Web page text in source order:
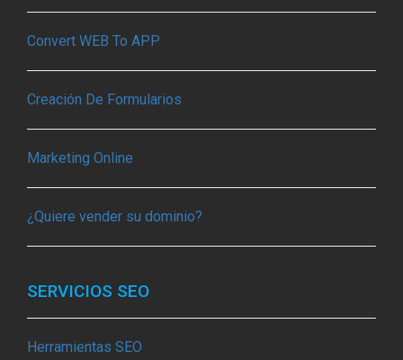
Convert WEB To APP
Creación De Formularios
Marketing Online
¿Quiere vender su dominio?
SERVICIOS SEO
Herramientas SEO